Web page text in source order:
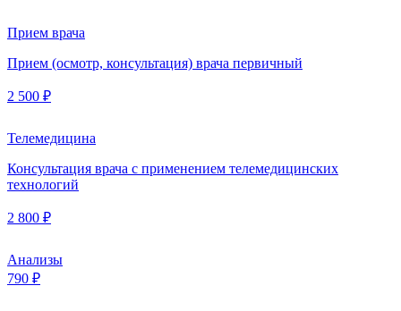
Прием врача
Прием (осмотр, консультация) врача первичный
2 500 ₽
Телемедицина
Консультация врача с применением телемедицинских
технологий
2 800 ₽
Анализы
790 ₽